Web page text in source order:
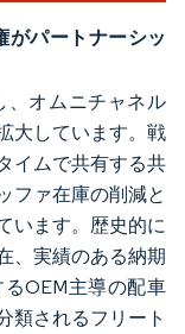
がパートナーシッ
、オムニチャネル
大しています。戦
イムで共有する共
ファ在庫の削減と
います。歴史的に
、実績のある納期
OEM主導の配車
類されるフリート